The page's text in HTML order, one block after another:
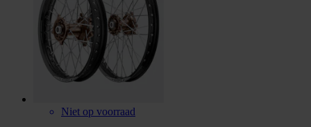
Niet op voorraad